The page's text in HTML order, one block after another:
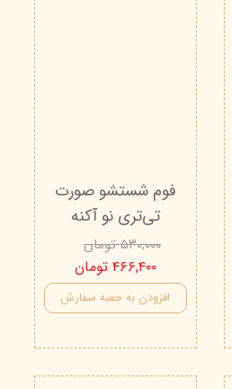
فوم شستشو صورت
تی‌تری نو آکنه
۵۳۰,۰۰۰ تومان
۴۶۶,۴۰۰ تومان
افزودن به جعبه سفارش